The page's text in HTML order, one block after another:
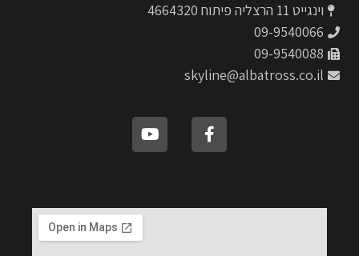
וינגייט 11 הרצליה פיתוח 4664320
09-9540066
09-9540088
skyline@albatross.co.il